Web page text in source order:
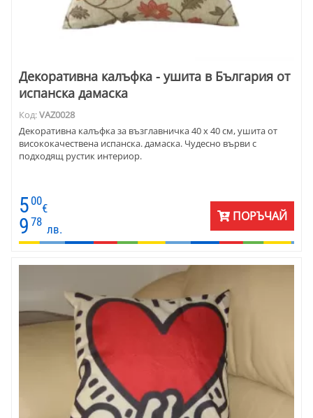
Декоративна калъфка - ушита в България от
испанска дамаска
Код:VAZ0028
Декоративна калъфка за възглавничка 40 х 40 см, ушита от
висококачествена испанска. дамаска. Чудесно върви с
подходящ рустик интериор.
5 00
€
9 78
лв.
ПОРЪЧАЙ